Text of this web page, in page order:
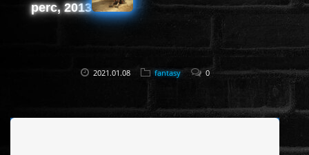
perc, 2013
2021.01.08 fantasy 0